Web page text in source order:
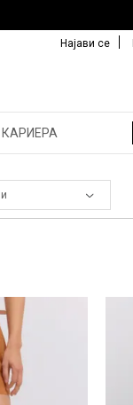
Најави се
КАРИЕРА